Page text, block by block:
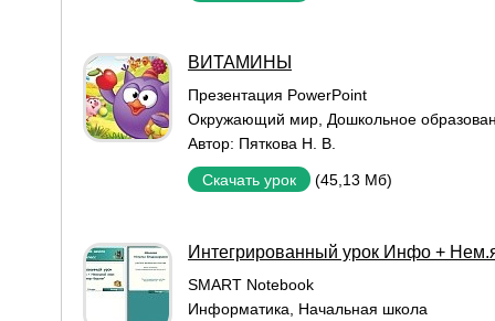
ВИТАМИНЫ
Презентация PowerPoint
Окружающий мир Дошкольное
Автор: Пяткова Н. В.
Скачать урок (45,13 Мб)
Интегрированный урок Инфо +
SMART Notebook
Информатика
Начальная школа